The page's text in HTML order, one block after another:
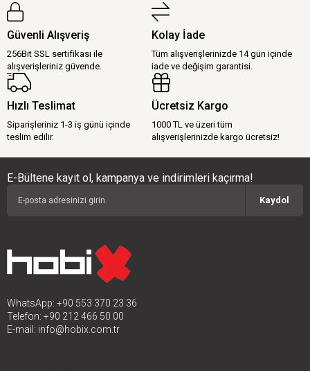
Güvenli Alışveriş
256Bit SSL sertifikası ile
alışverişleriniz güvende.
Kolay İade
Tüm alışverişlerinizde 14 gün içinde
iade ve değişim garantisi.
Hızlı Teslimat
Siparişleriniz 1-3 iş günü içinde
teslim edilir.
Ücretsiz Kargo
1000 TL ve üzeri tüm
alışverişlerinizde kargo ücretsiz!
E-Bültene kayıt ol, kampanya ve indirimleri kaçırma!
Kaydol
WhatsApp: +90 553 370 23 36
Telefon: +90 212 466 50 00
E-mail: info@hobix.com.tr